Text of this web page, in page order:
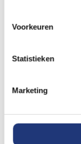
Voorkeuren
Statistieken
Marketing
100x150cm
dag verzonden